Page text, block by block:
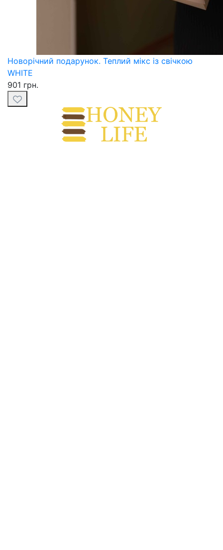
Новорічний подарунок. Теплий мікс із свічкою
WHITE
901 грн.